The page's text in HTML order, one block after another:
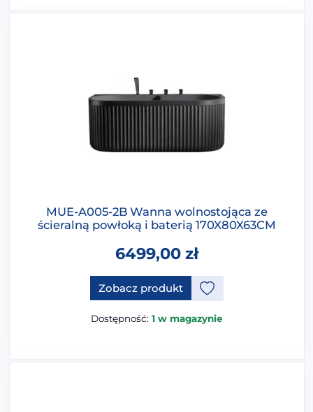
MUE-A005-2B Wanna wolnostojąca ze
ścieralną powłoką i baterią 170X80X63CM
6499,00 zł
Zobacz produktTen produkt ma opcje, które
Dostępność: 1 w magazynie